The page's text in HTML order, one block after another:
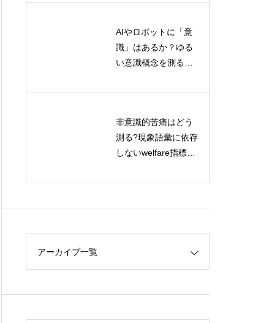
解く認知コストの正
AIやロボットに「意
識」はあるか？ゆる
い意識概念を測る標
とは
非意識的苦痛はどう
測る?現象語彙に依存
しないwelfare指標の
のメカニズム
対話型学習による記
号接地の研究：AIの
言語理解を深める新
デジタルエコロジー
とは？情報空間を生
態系として読み解く
アーカイブ一覧